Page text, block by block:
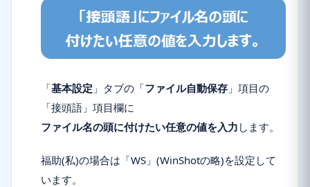
「基本設定 」タブの「ファイル自動保存 」項目の
「接頭語 」項目欄に
ファイル名の頭に付けたい任意の値を入力 します。
福助(私)の場合は「WS」(WinShotの略)を設定して
います。